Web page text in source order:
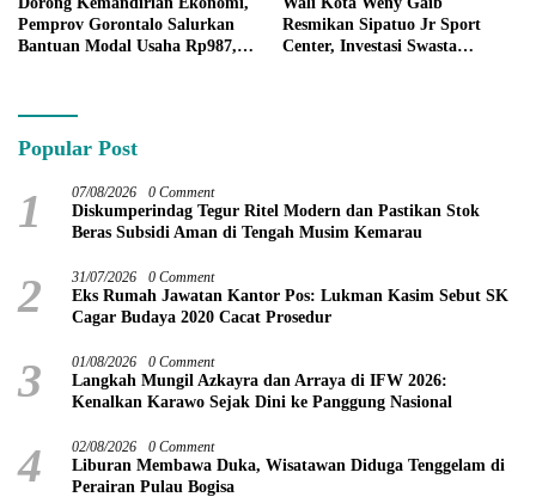
Pemprov Gorontalo Salurkan
Bantuan Modal Usaha Rp987,5
Resmikan Sipatuo Jr Sport
Center, Investasi Swasta
Popular Post
1 07/08/2026 0 Comment
Diskumperindag Tegur Ritel Modern dan Pastikan Stok
Beras Subsidi Aman di Tengah Musim Kemarau
2 31/07/2026 0 Comment
Eks Rumah Jawatan Kantor Pos: Lukman Kasim Sebut SK
Cagar Budaya 2020 Cacat Prosedur
3 01/08/2026 0 Comment
Langkah Mungil Azkayra dan Arraya di IFW 2026:
Kenalkan Karawo Sejak Dini ke Panggung Nasional
4 02/08/2026 0 Comment
Liburan Membawa Duka, Wisatawan Diduga Tenggelam di
Perairan Pulau Bogisa